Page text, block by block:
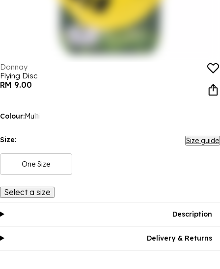
Donnay
Flying Disc
RM 9.00
Colour:Multi
Size: Size guide
One Size
Select a size
Description
Delivery & Returns